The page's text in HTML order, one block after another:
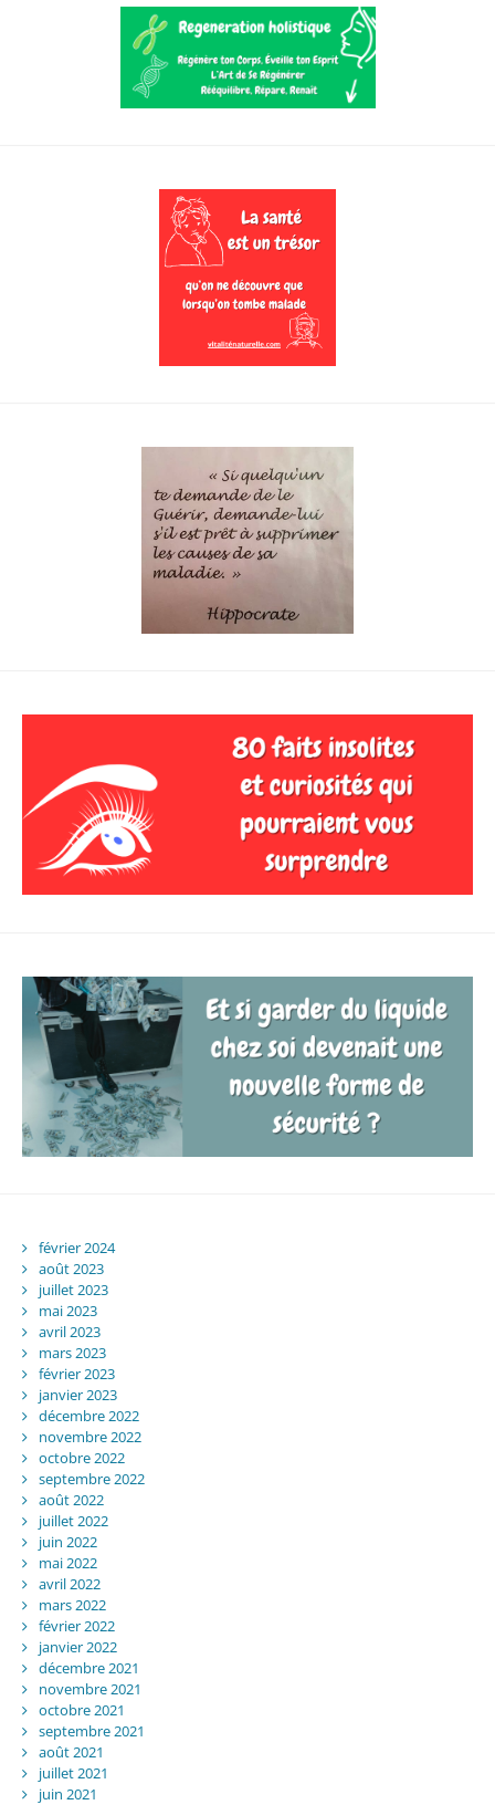
février 2024
août 2023
juillet 2023
mai 2023
avril 2023
mars 2023
février 2023
janvier 2023
décembre 2022
novembre 2022
octobre 2022
septembre 2022
août 2022
juillet 2022
juin 2022
mai 2022
avril 2022
mars 2022
février 2022
janvier 2022
décembre 2021
novembre 2021
octobre 2021
septembre 2021
août 2021
juillet 2021
juin 2021